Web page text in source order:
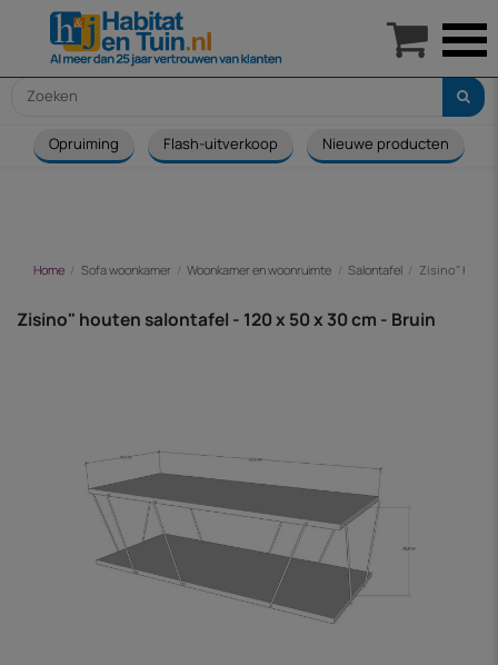
Opruiming Flash-uitverkoop Nieuwe producten
Home Sofa woonkamer Woonkamer en woonruimte Salontafel Zisino"
Zisino" houten salontafel - 120 x 50 x 30 cm - Bruin
